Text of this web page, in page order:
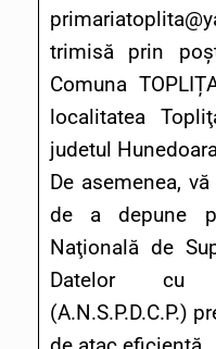
trimisă prin
Comuna
localitatea
judetul
De asemenea,
de a depune
Naţională de
Datelor cu
(A.N.S.P.D.C.P.)